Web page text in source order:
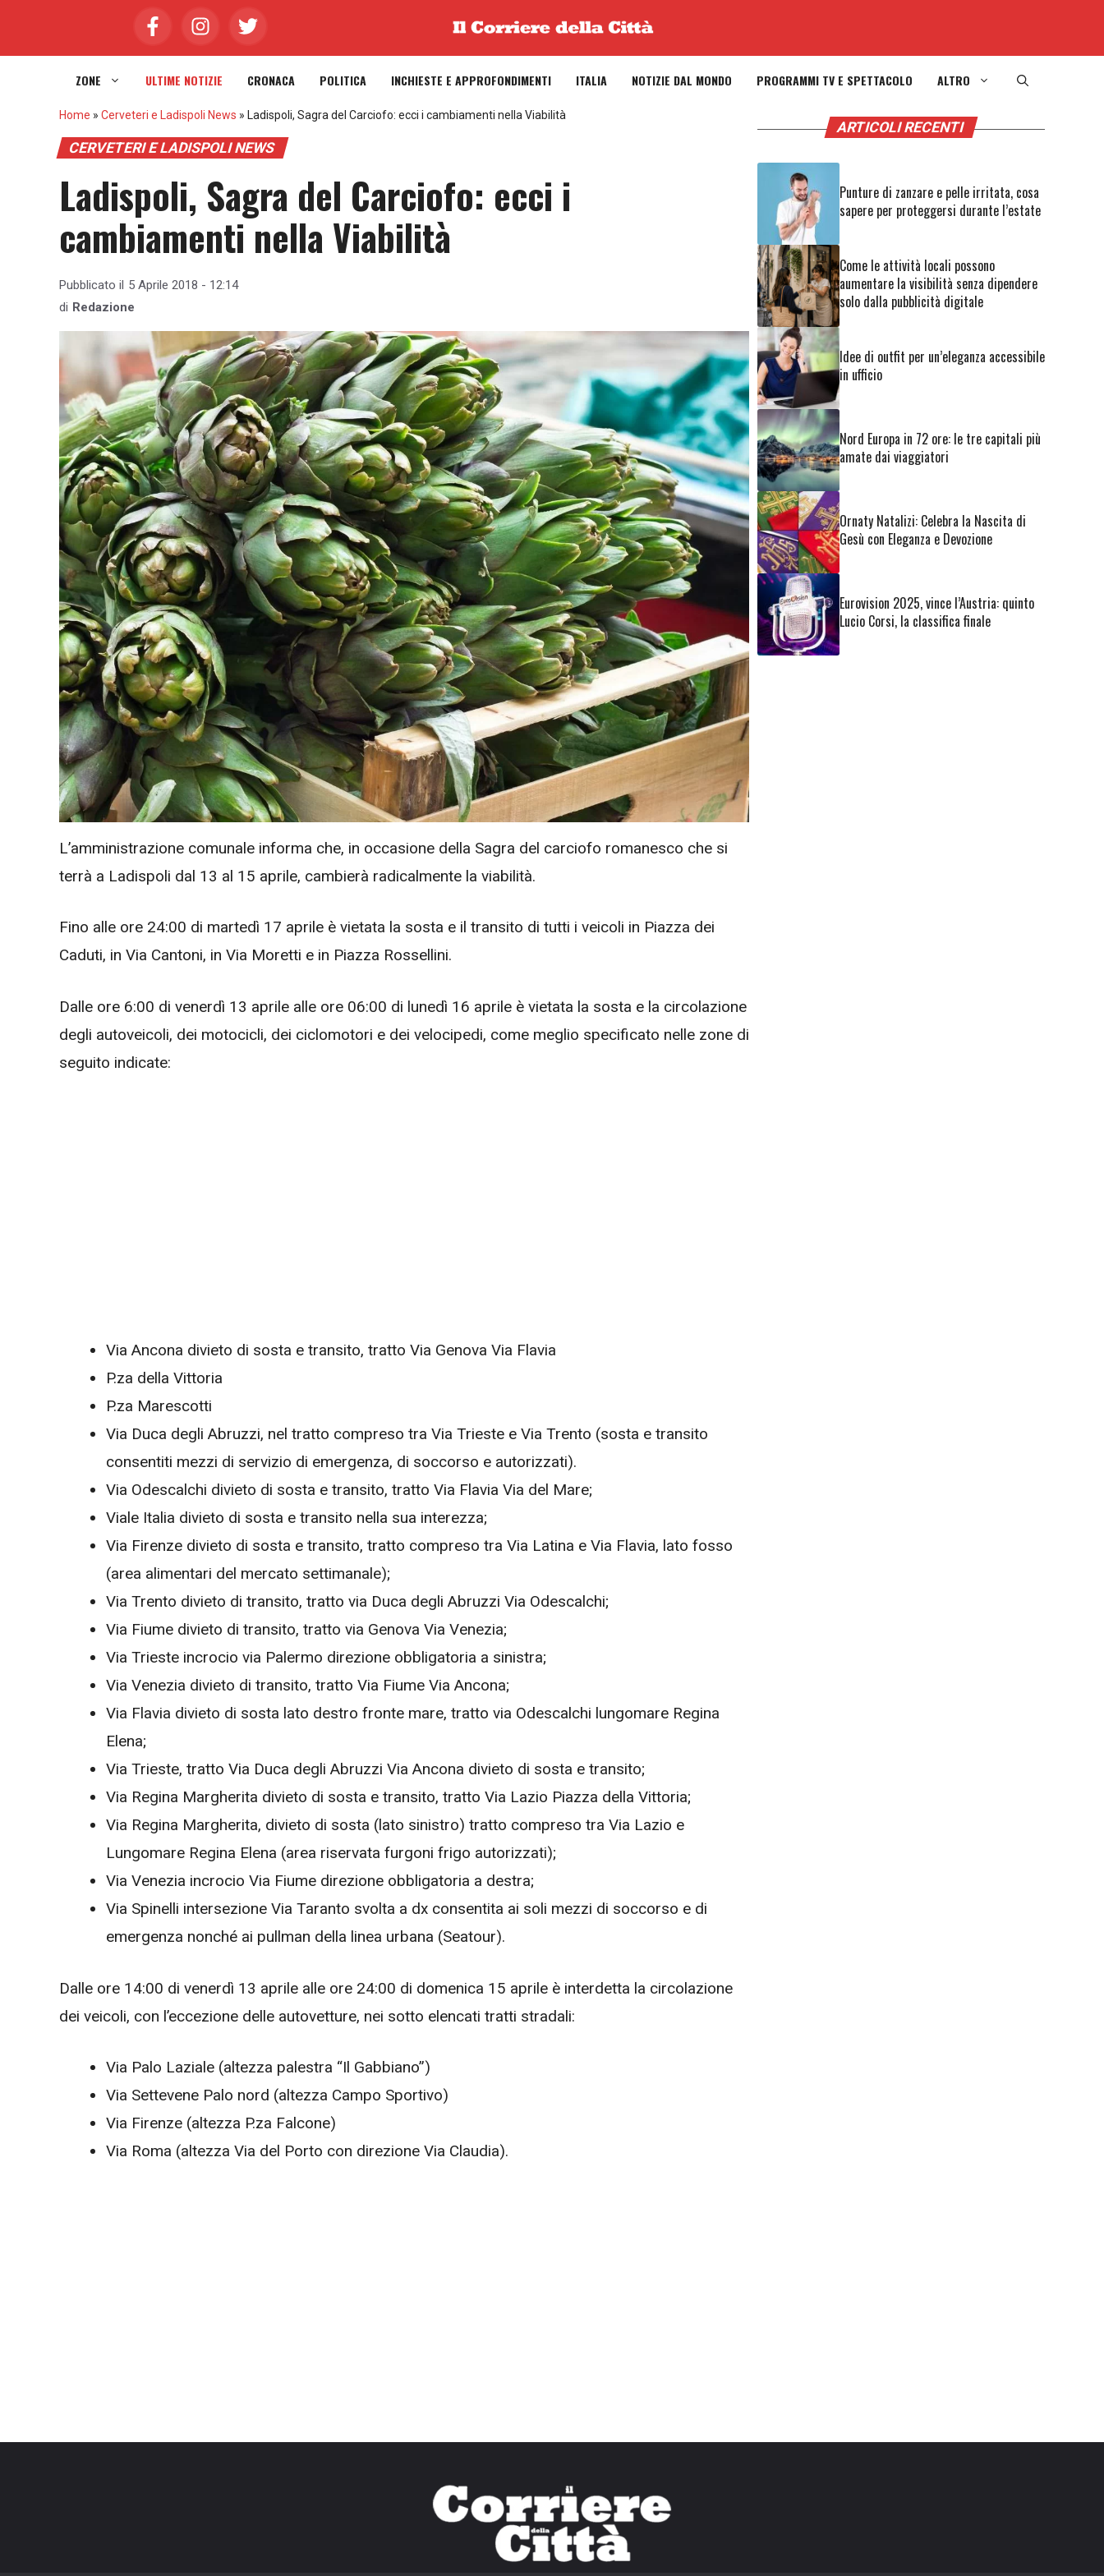
ZONE ULTIME NOTIZIE CRONACA POLITICA INCHIESTE E APPROFONDIMENTI ITALIA NOTIZIE DAL MONDO PROGRAMMI TV E SPETTACOLO ALTRO
Home » Cerveteri e Ladispoli News » Ladispoli, Sagra del Carciofo: ecci i cambiamenti nella Viabilità
CERVETERI E LADISPOLI NEWS
Ladispoli, Sagra del Carciofo: ecci i
cambiamenti nella Viabilità
Pubblicato il 5 Aprile 2018 - 12:14
di Redazione
L’amministrazione comunale informa che, in occasione della Sagra del carciofo romanesco che si
terrà a Ladispoli dal 13 al 15 aprile, cambierà radicalmente la viabilità.
Fino alle ore 24:00 di martedì 17 aprile è vietata la sosta e il transito di tutti i veicoli in Piazza dei
Caduti, in Via Cantoni, in Via Moretti e in Piazza Rossellini.
Dalle ore 6:00 di venerdì 13 aprile alle ore 06:00 di lunedì 16 aprile è vietata la sosta e la circolazione
degli autoveicoli, dei motocicli, dei ciclomotori e dei velocipedi, come meglio specificato nelle zone di
seguito indicate:
Via Ancona divieto di sosta e transito, tratto Via Genova Via Flavia
P.za della Vittoria
P.za Marescotti
Via Duca degli Abruzzi, nel tratto compreso tra Via Trieste e Via Trento (sosta e transito
consentiti mezzi di servizio di emergenza, di soccorso e autorizzati).
Via Odescalchi divieto di sosta e transito, tratto Via Flavia Via del Mare;
Viale Italia divieto di sosta e transito nella sua interezza;
Via Firenze divieto di sosta e transito, tratto compreso tra Via Latina e Via Flavia, lato fosso
(area alimentari del mercato settimanale);
Via Trento divieto di transito, tratto via Duca degli Abruzzi Via Odescalchi;
Via Fiume divieto di transito, tratto via Genova Via Venezia;
Via Trieste incrocio via Palermo direzione obbligatoria a sinistra;
Via Venezia divieto di transito, tratto Via Fiume Via Ancona;
Via Flavia divieto di sosta lato destro fronte mare, tratto via Odescalchi lungomare Regina
Elena;
Via Trieste, tratto Via Duca degli Abruzzi Via Ancona divieto di sosta e transito;
Via Regina Margherita divieto di sosta e transito, tratto Via Lazio Piazza della Vittoria;
Via Regina Margherita, divieto di sosta (lato sinistro) tratto compreso tra Via Lazio e
Lungomare Regina Elena (area riservata furgoni frigo autorizzati);
Via Venezia incrocio Via Fiume direzione obbligatoria a destra;
Via Spinelli intersezione Via Taranto svolta a dx consentita ai soli mezzi di soccorso e di
emergenza nonché ai pullman della linea urbana (Seatour).
Dalle ore 14:00 di venerdì 13 aprile alle ore 24:00 di domenica 15 aprile è interdetta la circolazione
dei veicoli, con l’eccezione delle autovetture, nei sotto elencati tratti stradali:
Via Palo Laziale (altezza palestra “Il Gabbiano”)
Via Settevene Palo nord (altezza Campo Sportivo)
Via Firenze (altezza P.za Falcone)
Via Roma (altezza Via del Porto con direzione Via Claudia).
ARTICOLI RECENTI
Punture di zanzare e pelle irritata, cosa
sapere per proteggersi durante l’estate
Come le attività locali possono
aumentare la visibilità senza dipendere
solo dalla pubblicità digitale
Idee di outfit per un’eleganza accessibile
in ufficio
Nord Europa in 72 ore: le tre capitali più
amate dai viaggiatori
Ornaty Natalizi: Celebra la Nascita di
Gesù con Eleganza e Devozione
Eurovision 2025, vince l’Austria: quinto
Lucio Corsi, la classifica finale